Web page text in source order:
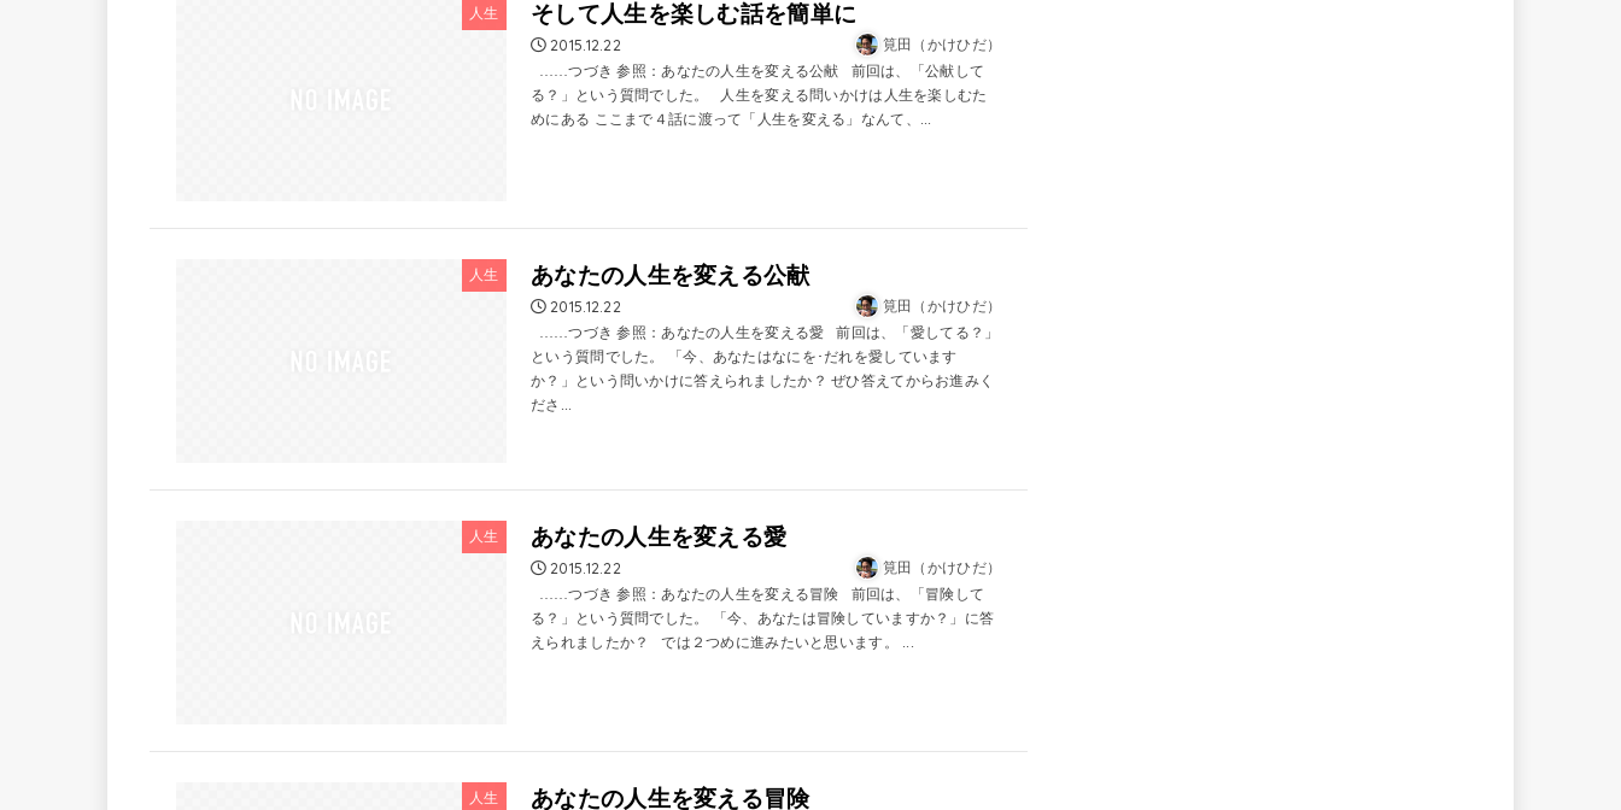
人生 そして人生を楽しむ話を簡単に
2015.12.22 筧田（かけひだ）
……つづき 参照：あなたの人生を変える公献 前回は、「公献して
る？」という質問でした。 人生を変える問いかけは人生を楽しむた
めにある ここまで４話に渡って「人生を変える」なんて、...
人生 あなたの人生を変える公献
2015.12.22 筧田（かけひだ）
……つづき 参照：あなたの人生を変える愛 前回は、「愛してる？」
という質問でした。 「今、あなたはなにを･だれを愛しています
か？」という問いかけに答えられましたか？ ぜひ答えてからお進みく
ださ...
人生 あなたの人生を変える愛
2015.12.22 筧田（かけひだ）
……つづき 参照：あなたの人生を変える冒険 前回は、「冒険して
る？」という質問でした。 「今、あなたは冒険していますか？」に答
えられましたか？ では２つめに進みたいと思います。 ...
人生 あなたの人生を変える冒険